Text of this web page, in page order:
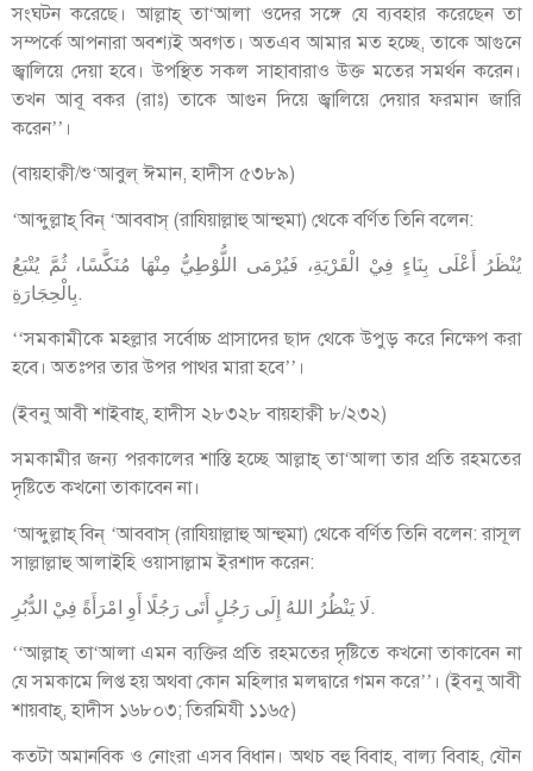
সংঘটন করেছে। আল্লাহ্ তা‘আলা ওদের সঙ্গে যে ব্যবহার করেছেন তা
সম্পর্কে আপনারা অবশ্যই অবগত। অতএব আমার মত হচ্ছে, তাকে আগুনে
জ্বালিয়ে দেয়া হবে। উপস্থিত সকল সাহাবারাও উক্ত মতের সমর্থন করেন।
তখন আবূ বকর (রাঃ) তাকে আগুন দিয়ে জ্বালিয়ে দেয়ার ফরমান জারি
করেন’’।
(বায়হাক্বী/শু‘আবুল্ ঈমান, হাদীস ৫৩৮৯)
‘আব্দুল্লাহ্ বিন্ ‘আববাস্ (রাযিয়াল্লাহু আন্হুমা) থেকে বর্ণিত তিনি বলেন:
يُنْظَرُ أَعْلَى بِنَاءٍ فِيْ الْقَرْيَةِ، فَيُرْمَى اللُّوْطِيُّ مِنْهَا مُنَكَّسًا، ثُمَّ يُتْبَعُ
بِالْحِجَارَةِ.
‘‘সমকামীকে মহল্লার সর্বোচ্চ প্রাসাদের ছাদ থেকে উপুড় করে নিক্ষেপ করা
হবে। অতঃপর তার উপর পাথর মারা হবে’’।
(ইব্নু আবী শাইবাহ্, হাদীস ২৮৩২৮ বায়হাক্বী ৮/২৩২)
সমকামীর জন্য পরকালের শাস্তি হচ্ছে আল্লাহ্ তা‘আলা তার প্রতি রহমতের
দৃষ্টিতে কখনো তাকাবেন না।
‘আব্দুল্লাহ্ বিন্ ‘আববাস্ (রাযিয়াল্লাহু আন্হুমা) থেকে বর্ণিত তিনি বলেন: রাসূল
সাল্লাল্লাহু আলাইহি ওয়াসাল্লাম ইরশাদ করেন:
لَا يَنْظُرُ اللهُ إِلَى رَجُلٍ أَتَى رَجُلًا أَوِ امْرَأَةً فِيْ الدُّبُرِ.
‘‘আল্লাহ্ তা‘আলা এমন ব্যক্তির প্রতি রহমতের দৃষ্টিতে কখনো তাকাবেন না
যে সমকামে লিপ্ত হয় অথবা কোন মহিলার মলদ্বারে গমন করে’’। (ইব্নু আবী
শায়বাহ্, হাদীস ১৬৮০৩; তিরমিযী ১১৬৫)
কতটা অমানবিক ও নোংরা এসব বিধান। অথচ বহু বিবাহ, বাল্য বিবাহ, যৌন